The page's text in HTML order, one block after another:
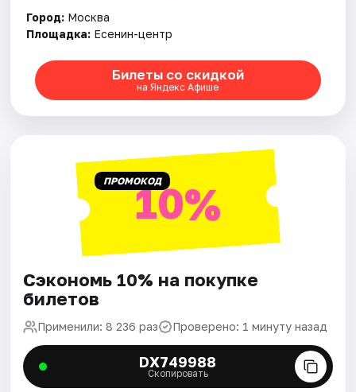
Город: Москва
Площадка: Есенин-центр
Билеты со скидкой
на Яндекс Афише
ПРОМОКОД10%
Сэкономь 10% на покупке
билетов
Применили: 8 236 раз Проверено: 1 минуту назад
DX749988
Скопировать